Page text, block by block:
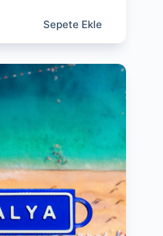
Sepete Ekle